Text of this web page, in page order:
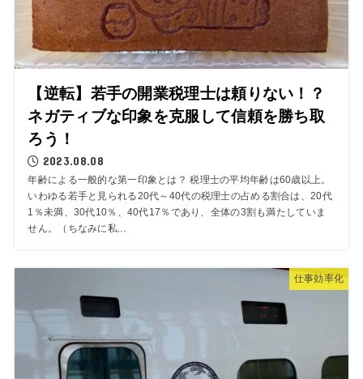
【逆転】若手の開業税理士は頼りない！？
ネガティブな印象を克服して信頼を勝ち取
ろう！
2023.08.08
年齢による一般的な第一印象とは？ 税理士の平均年齢は60歳以上。
いわゆる若手と見られる20代～40代の税理士の占める割合は、20代
1％未満、30代10％、40代17％であり、全体の3割も満たしていま
せん。（ちなみに私...
仕事効率化